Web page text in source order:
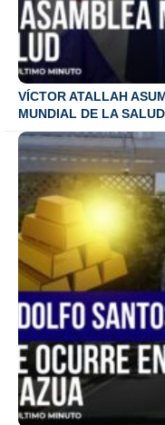
VÍCTOR ATALLAH
MUNDIAL DE LA